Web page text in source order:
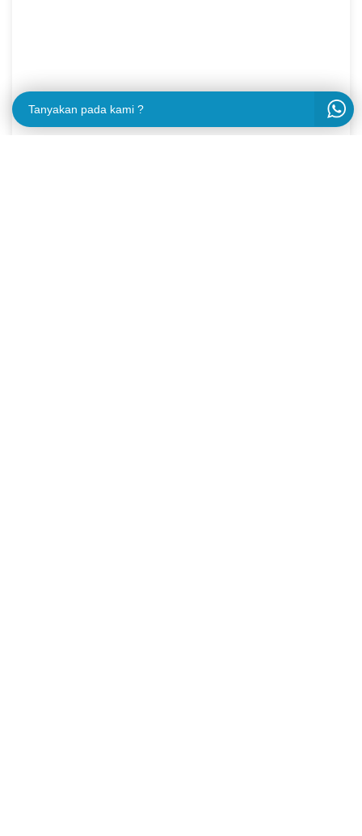
Tanyakan pada kami ?